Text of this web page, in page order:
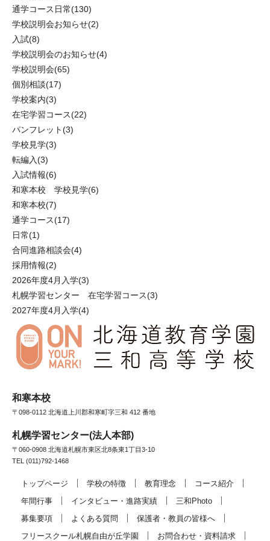
通学コース日常(130)
学校説明会お知らせ(2)
入試(8)
学校説明会のお知らせ(4)
学校説明会(65)
個別相談(17)
学校案内(3)
在宅学習コース(22)
パンフレット(3)
学校見学(3)
転編入(3)
入試情報(6)
和寒本校 学校見学(6)
和寒本校(7)
通学コース(17)
日常(1)
合同進路相談会(4)
採用情報(2)
2026年度4月入学(3)
札幌学習センター 在宅学習コース(3)
2027年度4月入学(4)
和寒本校
〒098-0112 北海道上川郡和寒町字三和 412 番地
札幌学習センター(法人本部)
〒060-0908 北海道札幌市東区北8条東1丁目3-10
TEL (011)792-1468
トップページ 学校の特徴 教育理念
コース紹介
年間行事
インタビュー・進路実績
三和Photo
募集要項
よくある質問
保護者・教員の皆様へ
フリースクール札幌自由が丘学園
お問合わせ・資料請求